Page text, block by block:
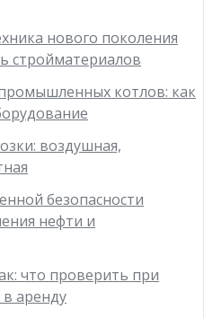
нового поколения
стройматериалов
котлов: как
воздушная,
безопасности
нефти и
что проверить при
аренду